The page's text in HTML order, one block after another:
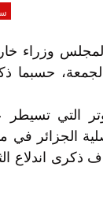
يغيب وزير الخارجية الجزائري، رمطان لعمامرة، عن اجتماع الدورة 32
حسبما
التي تسيطر
الجزائر في
ذكرى اندلاع